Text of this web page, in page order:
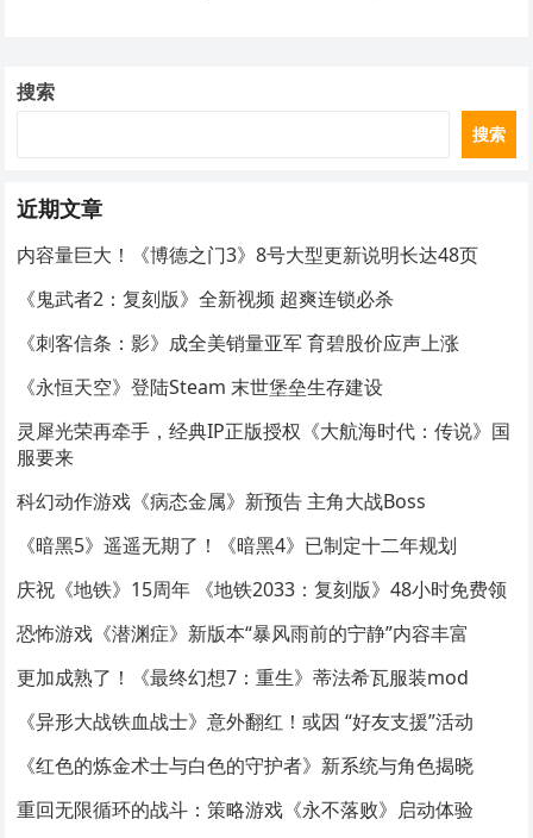
搜索
搜索
近期文章
内容量巨大！《博德之门3》8号大型更新说明长达48页
《鬼武者2：复刻版》全新视频 超爽连锁必杀
《刺客信条：影》成全美销量亚军 育碧股价应声上涨
《永恒天空》登陆Steam 末世堡垒生存建设
灵犀光荣再牵手，经典IP正版授权《大航海时代：传说》国
服要来
科幻动作游戏《病态金属》新预告 主角大战Boss
《暗黑5》遥遥无期了！《暗黑4》已制定十二年规划
庆祝《地铁》15周年 《地铁2033：复刻版》48小时免费领
恐怖游戏《潜渊症》新版本“暴风雨前的宁静”内容丰富
更加成熟了！《最终幻想7：重生》蒂法希瓦服装mod
《异形大战铁血战士》意外翻红！或因 “好友支援”活动
《红色的炼金术士与白色的守护者》新系统与角色揭晓
重回无限循环的战斗：策略游戏《永不落败》启动体验